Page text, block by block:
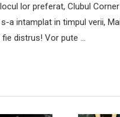
lor preferat, Clubul
a intamplat in timpul verii,
fie distrus! Vor pute …